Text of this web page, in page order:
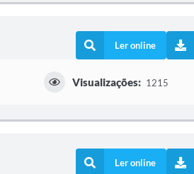
Ler online
Visualizações: 1215
Ler online